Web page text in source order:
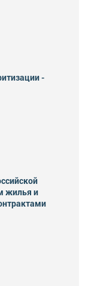
-
жилья и